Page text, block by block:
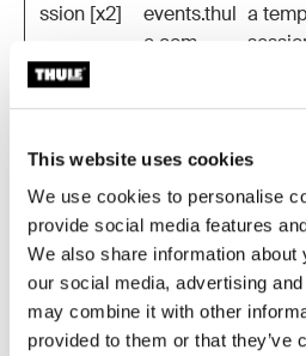
This website uses cookies
We use cookies to personalise
provide social media features
We also share information
our social media, advertising
may combine it with other
provided to them or that they’ve
ssion [x2]
events.thul
e.com
a
confetti_se
ssion.sig
[x2]
Amazon
events.thul
e.com
This
a
of the